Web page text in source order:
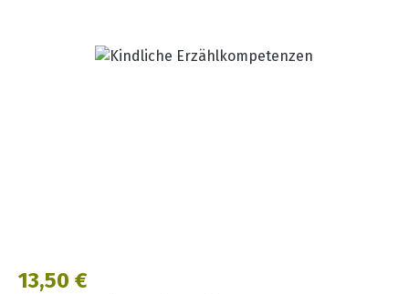
Bildergalerie überspringen
Regulärer Preis:
13,50 €